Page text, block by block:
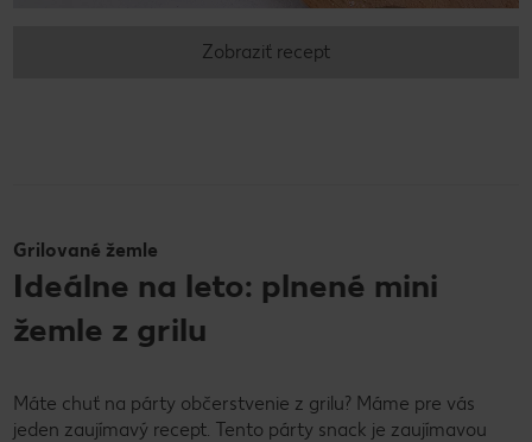
Zobraziť recept
Grilované žemle
Ideálne na leto: plnené mini
žemle z grilu
Máte chuť na párty občerstvenie z grilu? Máme pre vás
jeden zaujímavý recept. Tento párty snack je zaujímavou